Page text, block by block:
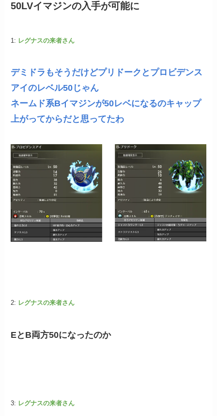
50LVイマジンの入手が可能に
1: レグナスの来者さん
デミドラもそうだけどプリドークとプロビデンス
アイのレベル50じゃん
ネームド系Bイマジンが50レベになるのキャップ
上がってからだと思ってたわ
2: レグナスの来者さん
EとB両方50になったのか
3: レグナスの来者さん